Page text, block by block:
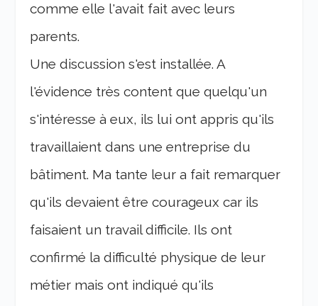
comme elle l'avait fait avec leurs
parents.
Une discussion s'est installée. A
l'évidence très content que quelqu'un
s'intéresse à eux, ils lui ont appris qu'ils
travaillaient dans une entreprise du
bâtiment. Ma tante leur a fait remarquer
qu'ils devaient être courageux car ils
faisaient un travail difficile. Ils ont
confirmé la difficulté physique de leur
métier mais ont indiqué qu'ils